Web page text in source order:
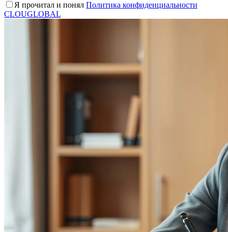
Я прочитал и понял Политика конфиденциальности
CLOUGLOBAL